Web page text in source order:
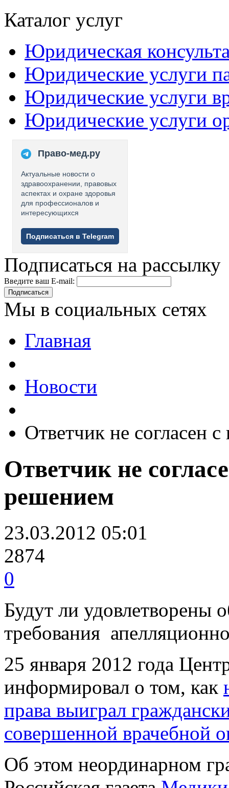
Каталог услуг
Юридическая
Юридические услуги
Юридические услуги
Юридические услуги
Право-мед.ру
Актуальные новости о
здравоохранении, правовых
аспектах и охране здоровья
для профессионалов и
интересующихся
Подписаться в Telegram
Подписаться на рассылку
Введите ваш E-mail:
Подписаться
Мы в социальных сетях
Главная
Новости
Ответчик не согласен
Ответчик не
решением
23.03.2012 05:01
2874
0
Будут ли удовлетворены
требования
25 января 2012 года
информировал о том, как
права выиграл
совершенной врачебной
Об этом неординарном